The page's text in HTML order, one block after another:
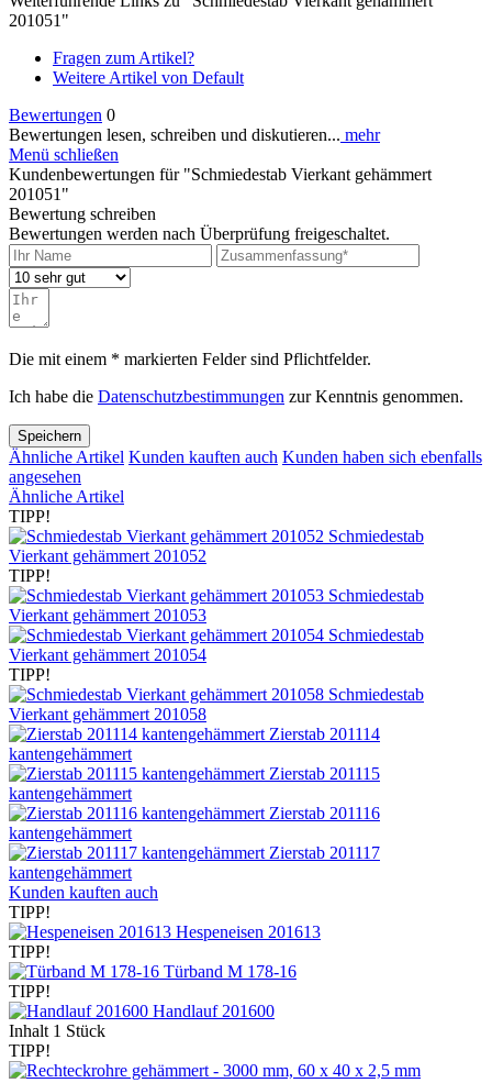
201051"
Fragen zum Artikel?
Weitere Artikel von Default
Bewertungen 0
Bewertungen lesen, schreiben und diskutieren... mehr
Menü schließen
Kundenbewertungen für "Schmiedestab Vierkant gehämmert
201051"
Bewertung schreiben
Bewertungen werden nach Überprüfung freigeschaltet.
Die mit einem * markierten Felder sind Pflichtfelder.
Ich habe die Datenschutzbestimmungen zur Kenntnis genommen.
Speichern
Ähnliche Artikel Kunden kauften auch Kunden haben sich ebenfalls
angesehen
Ähnliche Artikel
TIPP!
Schmiedestab
Vierkant gehämmert 201052
TIPP!
Schmiedestab
Vierkant gehämmert 201053
Schmiedestab
Vierkant gehämmert 201054
TIPP!
Schmiedestab
Vierkant gehämmert 201058
Zierstab 201114
kantengehämmert
Zierstab 201115
kantengehämmert
Zierstab 201116
kantengehämmert
Zierstab 201117
kantengehämmert
Kunden kauften auch
TIPP!
Hespeneisen 201613
TIPP!
Türband M 178-16
TIPP!
Handlauf 201600
Inhalt 1 Stück
TIPP!